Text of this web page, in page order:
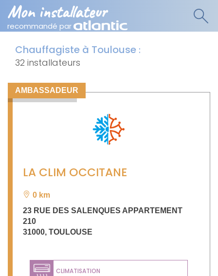
Mon installateur
recommandé par
Chauffagiste à Toulouse :
32 installateurs
AMBASSADEUR
LA CLIM OCCITANE
0 km
23 RUE DES SALENQUES APPARTEMENT
210
31000, TOULOUSE
CLIMATISATION